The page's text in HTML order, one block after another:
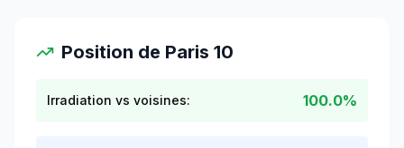
Position de Paris 10
Irradiation vs voisines: 100.0%